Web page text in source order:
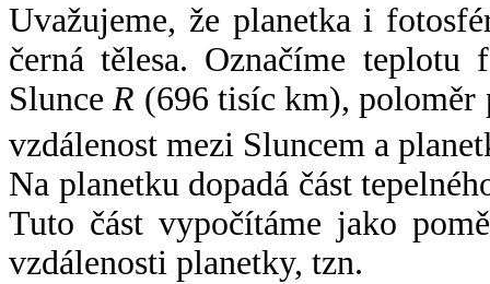
Uvažujeme, že planetka i
černá tělesa. Označíme
SlunceR (696 tisíc km),
vzdálenost mezi Sluncem a
Na planetku dopadá část
Tuto část vypočítáme jako
vzdálenosti planetky, tzn.